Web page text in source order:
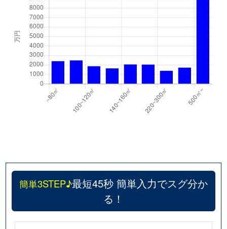
簡単3STEP♪最短45秒 簡単入力でスグ分か
る！